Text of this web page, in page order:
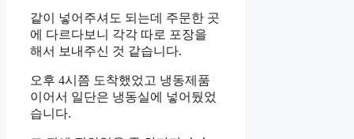
같이 넣어주셔도 되는데 주문한 곳
에 다르다보니 각각 따로 포장을
해서 보내주신 것 같습니다.
오후 4시쯤 도착했었고 냉동제품
이어서 일단은 냉동실에 넣어뒀었
습니다.